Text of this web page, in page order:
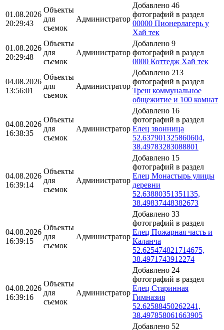
01.08.2026
20:29:43
Объекты
для
съемок
Администратор
Добавлено 46
фотографий в раздел
00000 Пионерлагерь у
Хай тек
01.08.2026
20:29:48
Объекты
для
съемок
Администратор
Добавлено 9
фотографий в раздел
0000 Коттедж Хай тек
04.08.2026
13:56:01
Объекты
для
съемок
Администратор
Добавлено 213
фотографий в раздел
Треш коммунальное
общежитие и 100 комнат
04.08.2026
16:38:35
Объекты
для
съемок
Администратор
Добавлено 16
фотографий в раздел
Елец звонница
52.637901325860604,
38.49783283088801
04.08.2026
16:39:14
Объекты
для
съемок
Администратор
Добавлено 15
фотографий в раздел
Елец Монастырь улицы
деревни
52.63880351351135,
38.49837448382673
04.08.2026
16:39:15
Объекты
для
съемок
Администратор
Добавлено 33
фотографий в раздел
Елец Пожарная часть и
Каланча
52.625474821714675,
38.4971743912274
04.08.2026
16:39:16
Объекты
для
съемок
Администратор
Добавлено 24
фотографий в раздел
Елец Старинная
Гимназия
52.62588450262241,
38.497858061663905
Добавлено 52